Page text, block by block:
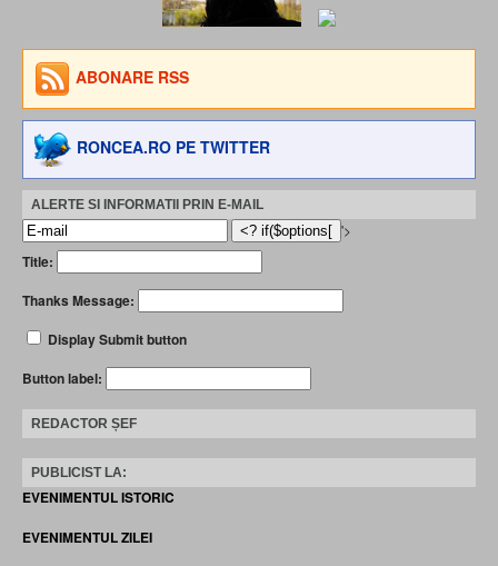
ABONARE RSS
RONCEA.RO PE TWITTER
ALERTE SI INFORMATII PRIN E-MAIL
'>
Title:
Thanks Message:
Display Submit button
Button label:
REDACTOR ȘEF
PUBLICIST LA:
EVENIMENTUL ISTORIC
EVENIMENTUL ZILEI